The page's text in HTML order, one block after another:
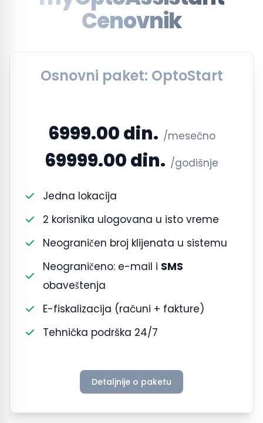
Cenovnik
Osnovni paket: OptoStart
6999.00 din. /mesečno
69999.00 din. /godišnje
Jedna lokacija
2 korisnika ulogovana u isto vreme
Neograničen broj klijenata u sistemu
Neograničeno: e-mail i SMS
obaveštenja
E-fiskalizacija (računi + fakture)
Tehnička podrška 24/7
Detaljnije o paketu